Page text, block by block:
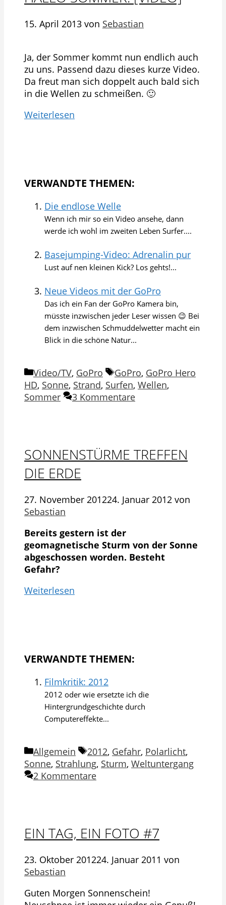
15. April 2013 von Sebastian
Ja, der Sommer kommt nun endlich auch
zu uns. Passend dazu dieses kurze Video.
Da freut man sich doppelt auch bald sich
in die Wellen zu schmeißen. 🙂
Weiterlesen
VERWANDTE THEMEN:
Die endlose Welle
Wenn ich mir so ein Video ansehe, dann
werde ich wohl im zweiten Leben Surfer....
Basejumping-Video: Adrenalin pur
Lust auf nen kleinen Kick? Los gehts!...
Neue Videos mit der GoPro
Das ich ein Fan der GoPro Kamera bin,
müsste inzwischen jeder Leser wissen 😉 Bei
dem inzwischen Schmuddelwetter macht ein
Blick in die schöne Natur...
Kategorien
Video/TV, GoPro Schlagwörter
GoPro, GoPro Hero
HD, Sonne, Strand, Surfen, Wellen,
Sommer
3 Kommentare
SONNENSTÜRME TREFFEN
DIE ERDE
27. November 201224. Januar 2012 von
Sebastian
Bereits gestern ist der
geomagnetische Sturm von der Sonne
abgeschossen worden. Besteht
Gefahr?
Weiterlesen
VERWANDTE THEMEN:
Filmkritik: 2012
2012 oder wie ersetzte ich die
Hintergrundgeschichte durch
Computereffekte...
Kategorien
Allgemein Schlagwörter
2012, Gefahr, Polarlicht,
Sonne, Strahlung, Sturm, Weltuntergang
2 Kommentare
EIN TAG, EIN FOTO #7
23. Oktober 201224. Januar 2011 von
Sebastian
Guten Morgen Sonnenschein!